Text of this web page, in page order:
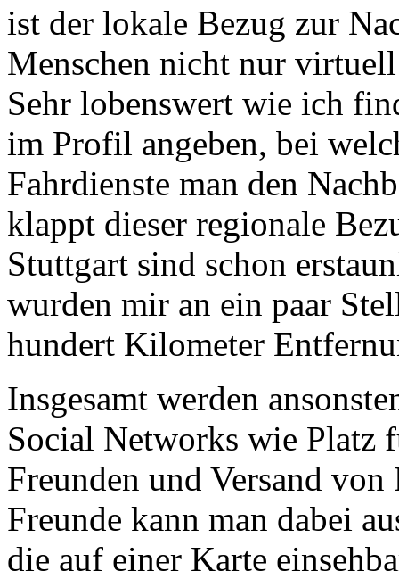
ist der lokale Bezug zur
Menschen nicht nur
Sehr lobenswert wie ich
im Profil angeben, bei
Fahrdienste man den
klappt dieser regionale
Stuttgart sind schon
wurden mir an ein paar
hundert Kilometer
Insgesamt werden
Social Networks wie Platz
Freunden und Versand
Freunde kann man dabei
die auf einer Karte